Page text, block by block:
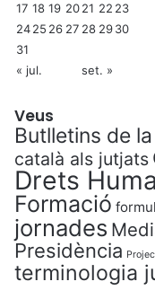
17 18 19 2021 22 23
2425 26 27 28 2930
31
« jul.
set. »
Veus
Butlletins de
català als jutjats
Drets
Formació
jornades
Presidència
terminologia